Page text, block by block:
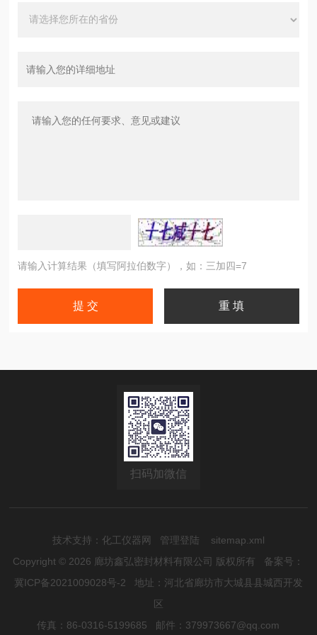
请输入计算结果（填写阿拉伯数字），如：三加四=7
扫码加微信
技术支持： 化工仪器网 管理登陆
sitemap.xml
Copyright © 2026 廊坊鑫弘密封材料有限公司 版权所有 备案号：
冀ICP备2021009028号-2 地址：河北省廊坊市大城县县城西开发
区
传真：86-0316-5199685 邮件：379973667@qq.com